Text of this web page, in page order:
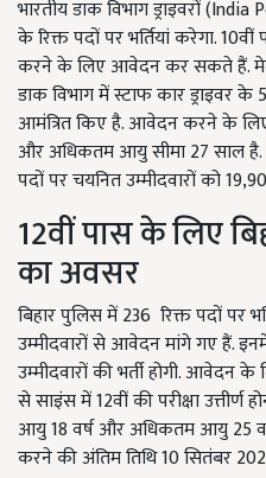
भारतीय डाक विभाग ड्राइवरों
के रिक्त पदों पर भर्तियां करेगा.
करने के लिए आवेदन कर सकते हैं. मेल
डाक विभाग में स्टाफ कार ड्राइवर
आमंत्रित किए है. आवेदन करने के
और अधिकतम आयु सीमा 27 साल है.
पदों पर चयनित उम्मीदवारों को
12वीं पास के लिए
का अवसर
बिहार पुलिस में 236 रिक्त पदों पर
उम्मीदवारों से आवेदन मांगे गए हैं.
उम्मीदवारों की भर्ती होगी. आवेदन के
से साइंस में 12वीं की परीक्षा उत्तीर्ण
आयु 18 वर्ष और अधिकतम आयु 25
करने की अंतिम तिथि 10 सितंबर